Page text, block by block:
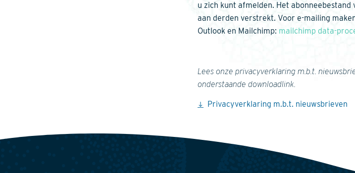
u zich kunt afmelden. Het
aan derden verstrekt. Voor e-mailing
Outlook en Mailchimp: mailchimp data-
Lees onze privacyverklaring m.b.t.
onderstaande downloadlink.
Privacyverklaring m.b.t. nieuwsbrieven